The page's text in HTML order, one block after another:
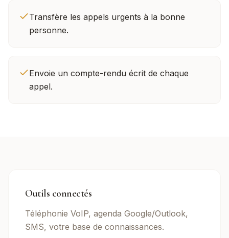
Transfère les appels urgents à la bonne
personne.
Envoie un compte-rendu écrit de chaque
appel.
Outils connectés
Téléphonie VoIP, agenda Google/Outlook,
SMS, votre base de connaissances.